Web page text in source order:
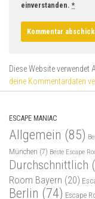
einverstanden. *
Diese Website verwendet
deine Kommentardaten
ESCAPE MANIAC
Allgemein (85)
München (7) Beste Escape
Durchschnittlich
Room Bayern (20)
Berlin (74) Escape